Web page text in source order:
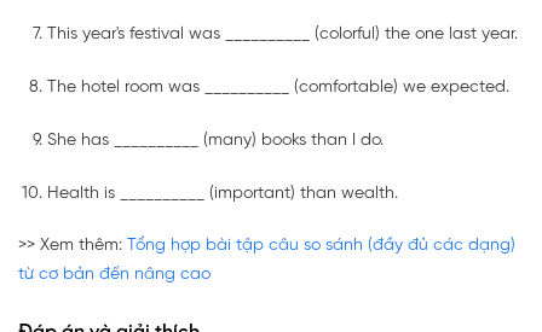
This year's festival was __________ (colorful) the one last year.
The hotel room was __________ (comfortable) we expected.
She has __________ (many) books than I do.
Health is __________ (important) than wealth.
>> Xem thêm: Tổng hợp bài tập câu so sánh (đầy đủ các dạng)
từ cơ bản đến nâng cao